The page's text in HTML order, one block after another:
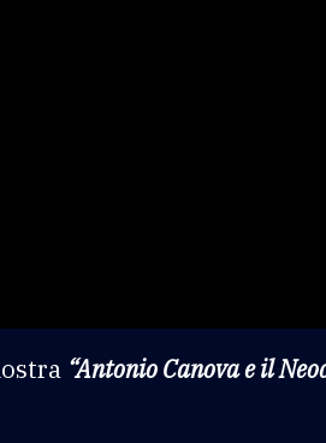
“Antonio Canova e il